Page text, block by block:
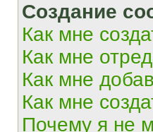
Создание
Как мне
Как мне
Как мне
Как мне
Почему я не